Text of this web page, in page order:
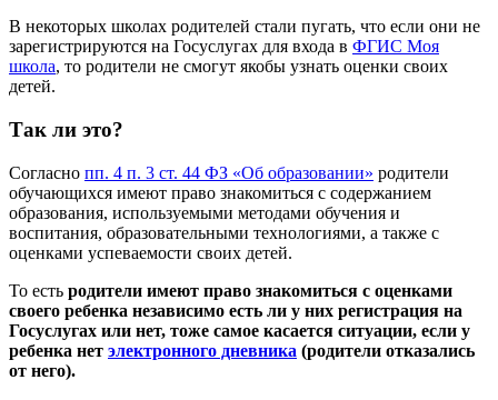
В некоторых школах родителей стали пугать, что если они не
зарегистрируются на Госуслугах для входа в ФГИС Моя
школа, то родители не смогут якобы узнать оценки своих
детей.
Так ли это?
Согласно пп. 4 п. 3 ст. 44 ФЗ «Об образовании» родители
обучающихся имеют право знакомиться с содержанием
образования, используемыми методами обучения и
воспитания, образовательными технологиями, а также с
оценками успеваемости своих детей.
То есть родители имеют право знакомиться с оценками
своего ребенка независимо есть ли у них регистрация на
Госуслугах или нет, тоже самое касается ситуации, если у
ребенка нет электронного дневника (родители отказались
от него).